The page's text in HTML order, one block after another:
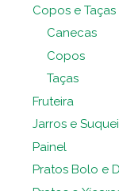
Copos e Taças
Canecas
Copos
Taças
Fruteira
Jarros e
Painel
Pratos Bolo e